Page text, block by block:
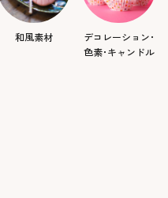
和風素材
デコレーション･
色素･キャンドル